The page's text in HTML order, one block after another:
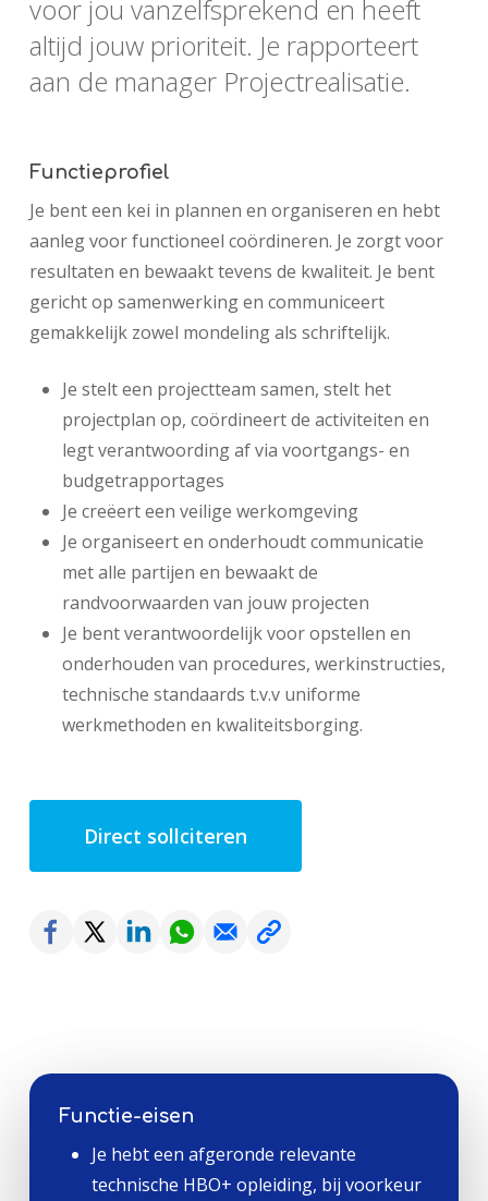
voor jou vanzelfsprekend en heeft
altijd jouw prioriteit. Je rapporteert
aan de manager Projectrealisatie.
Functieprofiel
Je bent een kei in plannen en organiseren en hebt
aanleg voor functioneel coördineren. Je zorgt voor
resultaten en bewaakt tevens de kwaliteit. Je bent
gericht op samenwerking en communiceert
gemakkelijk zowel mondeling als schriftelijk.
Je stelt een projectteam samen, stelt het
projectplan op, coördineert de activiteiten en
legt verantwoording af via voortgangs- en
budgetrapportages
Je creëert een veilige werkomgeving
Je organiseert en onderhoudt communicatie
met alle partijen en bewaakt de
randvoorwaarden van jouw projecten
Je bent verantwoordelijk voor opstellen en
onderhouden van procedures, werkinstructies,
technische standaards t.v.v uniforme
werkmethoden en kwaliteitsborging.
Direct sollciteren
Functie-eisen
Je hebt een afgeronde relevante
technische HBO+ opleiding, bij voorkeur